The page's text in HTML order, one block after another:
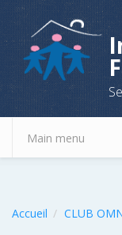
Aller au contenu principal
Accueil CLUB